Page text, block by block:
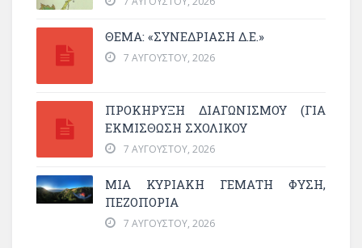
ΘΕΜΑ: «ΣΥΝΕΔΡΊΑΣΗ Δ.Ε.»
7 ΑΥΓΟΎΣΤΟΥ, 2026
ΠΡΟΚΗΡΥΞΗ ΔΙΑΓΩΝΙΣΜΟΥ (ΓΙΑ
ΕΚΜΊΣΘΩΣΗ ΣΧΟΛΙΚΟΎ
7 ΑΥΓΟΎΣΤΟΥ, 2026
ΜΙΑ ΚΥΡΙΑΚΉ ΓΕΜΆΤΗ ΦΎΣΗ,
ΠΕΖΟΠΟΡΊΑ
7 ΑΥΓΟΎΣΤΟΥ, 2026